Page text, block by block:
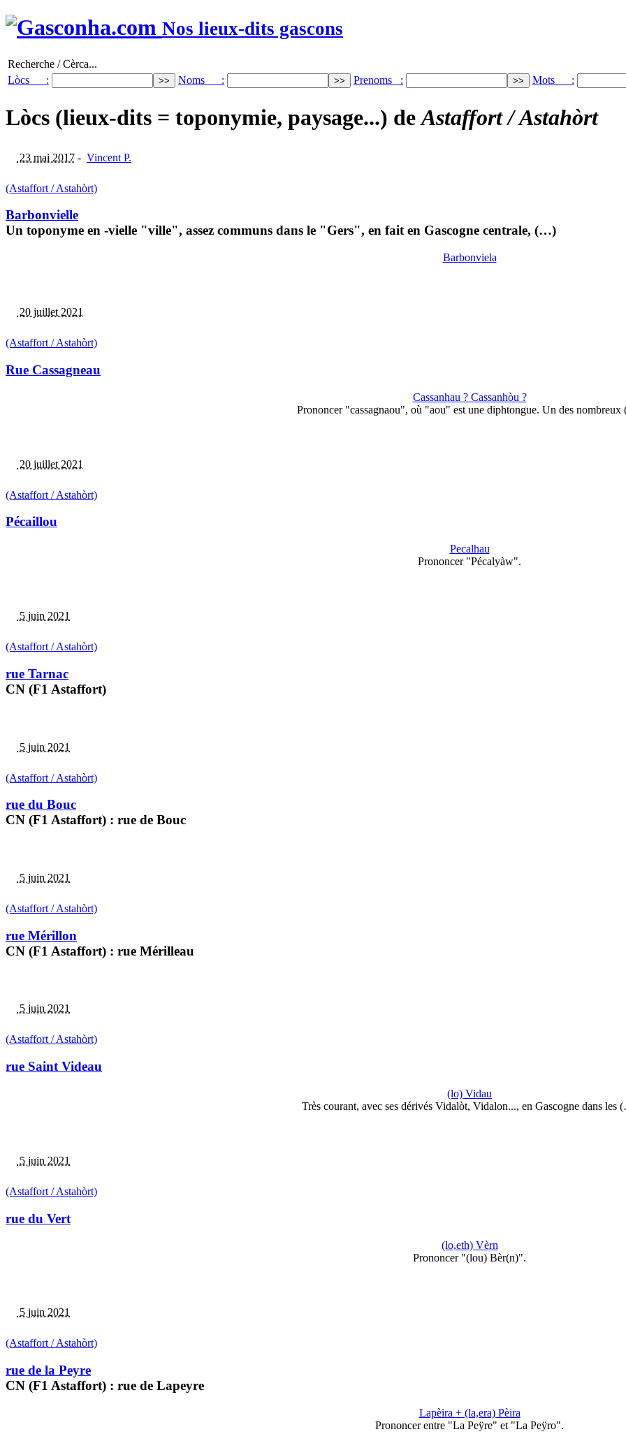
Nos lieux-dits gascons
Recherche / Cèrca...
Lòcs :
Noms : Prenoms : Mots :
Lòcs (lieux-dits = toponymie, paysage...) deAstaffort / Astahòrt
23 mai 2017 - Vincent P.
(Astaffort / Astahòrt)
Barbonvielle
Un toponyme en -vielle "ville", assez communs dans le "Gers", en fait en Gascogne centrale, (…)
Barbonviela
20 juillet 2021
(Astaffort / Astahòrt)
Rue Cassagneau
Cassanhau ? Cassanhòu ?
Prononcer "cassagnaou", où "aou" est une diphtongue. Un des
20 juillet 2021
(Astaffort / Astahòrt)
Pécaillou
Pecalhau
Prononcer "Pécalyàw".
5 juin 2021
(Astaffort / Astahòrt)
rue Tarnac
CN (F1 Astaffort)
5 juin 2021
(Astaffort / Astahòrt)
rue du Bouc
CN (F1 Astaffort) : rue de Bouc
5 juin 2021
(Astaffort / Astahòrt)
rue Mérillon
CN (F1 Astaffort) : rue Mérilleau
5 juin 2021
(Astaffort / Astahòrt)
rue Saint Videau
(lo) Vidau
Très courant, avec ses dérivés Vidalòt, Vidalon..., en Gascogne dans les
5 juin 2021
(Astaffort / Astahòrt)
rue du Vert
(lo,eth) Vèrn
Prononcer "(lou) Bèr(n)".
5 juin 2021
(Astaffort / Astahòrt)
rue de la Peyre
CN (F1 Astaffort) : rue de Lapeyre
Lapèira + (la,era) Pèira
Prononcer entre "La Peÿre" et "La Peÿro".